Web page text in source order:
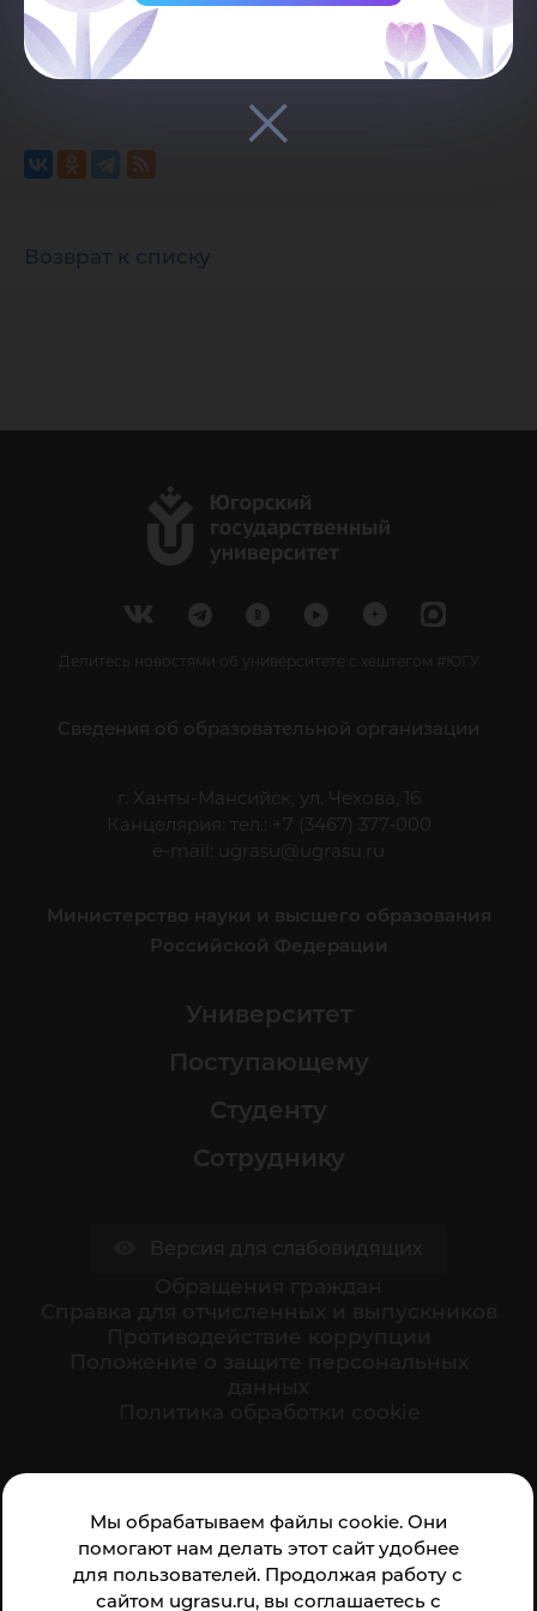
Мы обрабатываем файлы cookie. Они
помогают нам делать этот сайт удобнее
для пользователей. Продолжая работу с
сайтом ugrasu.ru, вы соглашаетесь с
должна быть видимой и прямой.
Возврат к списку
Делитесь новостями об университете с хештегом #ЮГУ
Сведения об образовательной организации
г. Ханты-Мансийск, ул. Чехова, 16
Канцелярия: тел.: +7 (3467) 377-000
e-mail:
ugrasu@ugrasu.ru
Министерство науки и высшего образования
Российской Федерации
Университет
Поступающему
Студенту
Сотруднику
организации: